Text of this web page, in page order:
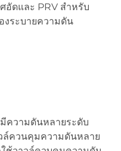
อัดและ PRV สำหรับ
งระบายความดัน
ความดันหลายระดับ
ล์ควนคุมความดันหลาย